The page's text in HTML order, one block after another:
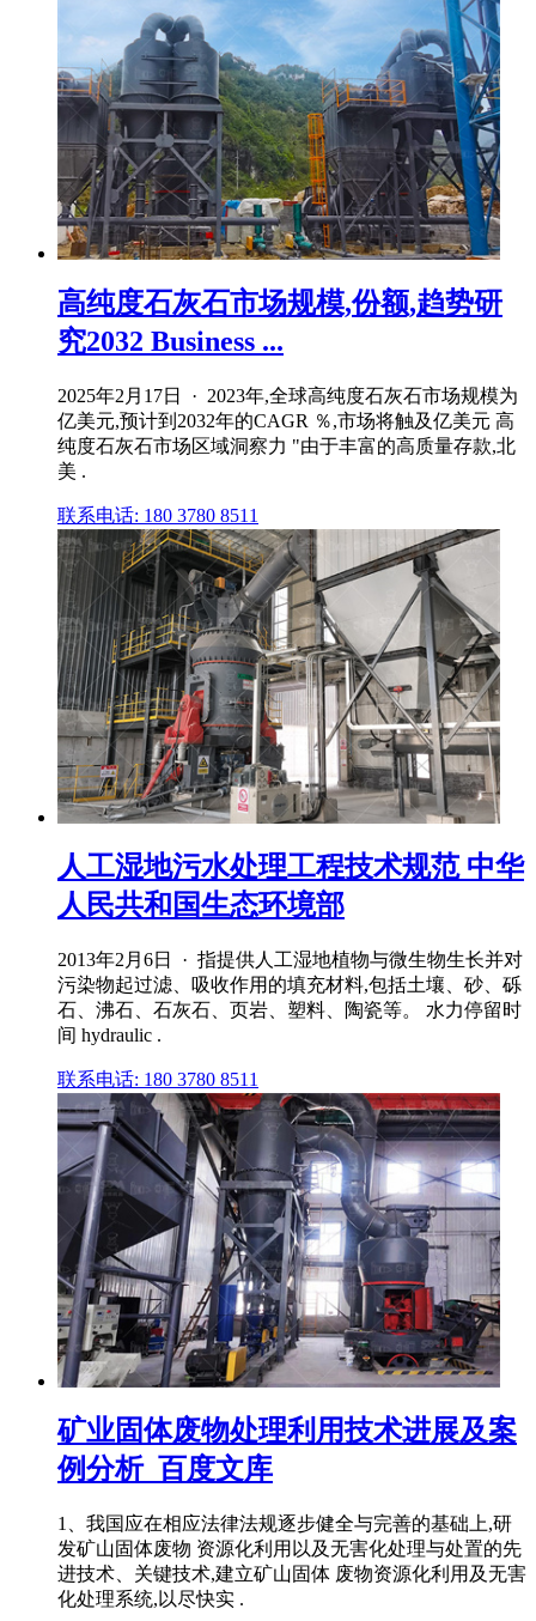
高纯度石灰石市场规模,份额,趋势研
究2032 Business ...
2025年2月17日 · 2023年,全球高纯度石灰石市场规模为
亿美元,预计到2032年的CAGR ％,市场将触及亿美元 高
纯度石灰石市场区域洞察力 "由于丰富的高质量存款,北
美 .
联系电话: 180 3780 8511
人工湿地污水处理工程技术规范 中华
人民共和国生态环境部
2013年2月6日 · 指提供人工湿地植物与微生物生长并对
污染物起过滤、吸收作用的填充材料,包括土壤、砂、砾
石、沸石、石灰石、页岩、塑料、陶瓷等。 水力停留时
间 hydraulic .
联系电话: 180 3780 8511
矿业固体废物处理利用技术进展及案
例分析_百度文库
1、我国应在相应法律法规逐步健全与完善的基础上,研
发矿山固体废物 资源化利用以及无害化处理与处置的先
进技术、关键技术,建立矿山固体 废物资源化利用及无害
化处理系统,以尽快实 .